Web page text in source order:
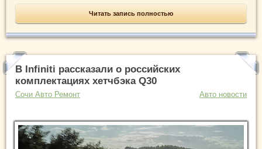
Читать запись полностью
В Infiniti рассказали о российских
комплектациях хетчбэка Q30
Сочи Авто Ремонт Авто новости